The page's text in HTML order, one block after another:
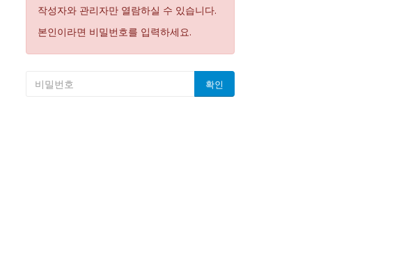
작성자와 관리자만 열람하실 수 있습니다.
본인이라면 비밀번호를 입력하세요.
확인